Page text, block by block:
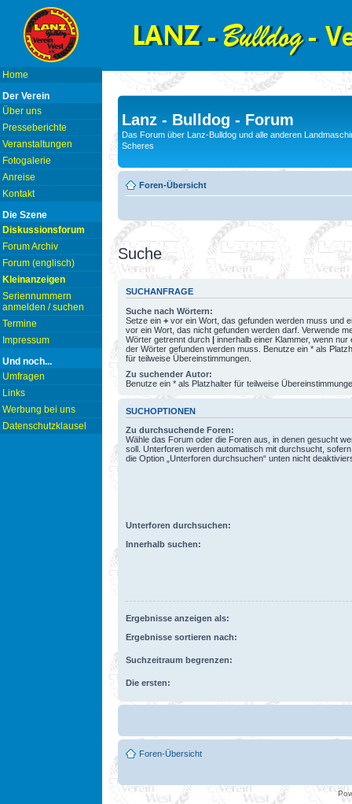
Home
Der Verein
Über uns
Presseberichte
Veranstaltungen
Fotogalerie
Anreise
Kontakt
Die Szene
Diskussionsforum
Forum Archiv
Forum (englisch)
Kleinanzeigen
Seriennummern
anmelden / suchen
Termine
Impressum
Und noch...
Umfragen
Links
Werbung bei uns
Datenschutzklausel
Lanz - Bulldog - Forum
Das Forum über Lanz-Bulldog und alle anderen
Scheres
Foren-Übersicht
Suche
SUCHANFRAGE
Suche nach Wörtern:
Setze ein + vor ein Wort, das gefunden werden muss und
vor ein Wort, das nicht gefunden werden darf. Verwende
Wörter getrennt durch | innerhalb einer Klammer, wenn nur
der Wörter gefunden werden muss. Benutze ein * als
für teilweise Übereinstimmungen.
Zu suchender Autor:
Benutze ein * als Platzhalter für teilweise
SUCHOPTIONEN
Zu durchsuchende Foren:
Wähle das Forum oder die Foren aus, in denen gesucht
soll. Unterforen werden automatisch mit durchsucht,
die Option „Unterforen durchsuchen“ unten nicht
Unterforen durchsuchen:
Innerhalb suchen:
Ergebnisse anzeigen als:
Ergebnisse sortieren nach:
Suchzeitraum begrenzen:
Die ersten:
Foren-Übersicht